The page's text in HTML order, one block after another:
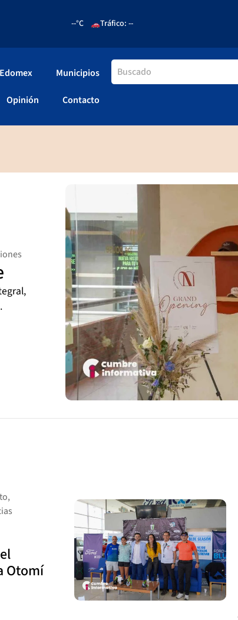
--°C Tráfico: --
Municipios
Opinión Contacto
,
Otomí